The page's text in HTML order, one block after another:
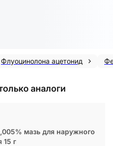
Флуоцинолона ацетонид
аналоги
мазь для наружного
15 г